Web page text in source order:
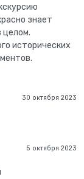
знает
целом.
исторических
30 октября 2023
5 октября 2023